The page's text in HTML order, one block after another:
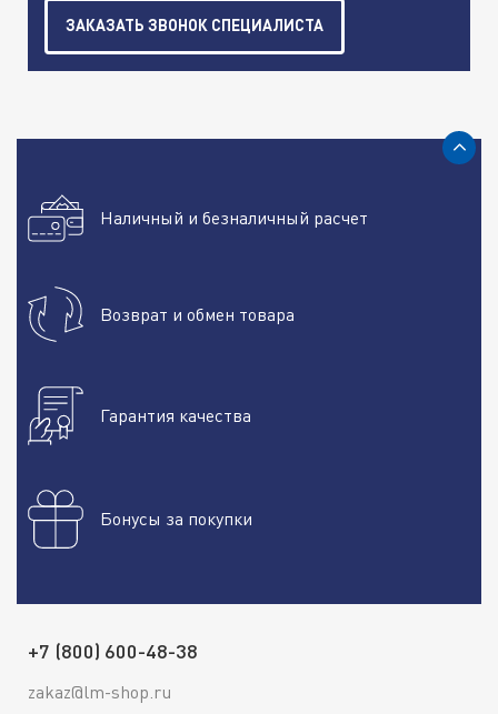
ЗАКАЗАТЬ ЗВОНОК СПЕЦИАЛИСТА
Наличный и безналичный расчет
Возврат и обмен товара
Гарантия качества
Бонусы за покупки
+7 (800) 600-48-38
zakaz@lm-shop.ru